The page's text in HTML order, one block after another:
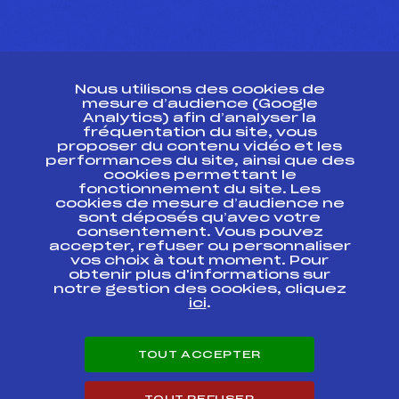
Ressources
Pass’Neige
Projet sportif fédéral
Projet de performance fédéral
Antidopage
Pôle Développement, Formation, Suivi
Scientifique
Listes ministérielles
Pôle vie de l’athlète
Enseignement professionnel
Carrières
Nous utilisons des cookies de
mesure d’audience (Google
Analytics) afin d’analyser la
fréquentation du site, vous
proposer du contenu vidéo et les
performances du site, ainsi que des
cookies permettant le
fonctionnement du site. Les
cookies de mesure d’audience ne
sont déposés qu’avec votre
consentement. Vous pouvez
accepter, refuser ou personnaliser
vos choix à tout moment. Pour
obtenir plus d'informations sur
notre gestion des cookies, cliquez
ici.
TOUT ACCEPTER